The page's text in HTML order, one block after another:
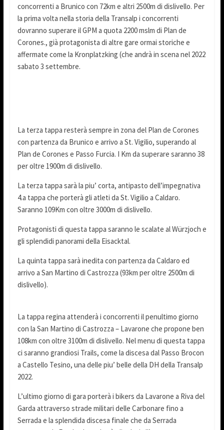
concorrenti a Brunico con 72km e altri 2500m di dislivello. Per
la prima volta nella storia della Transalp i concorrenti
dovranno superare il GPM a quota 2200 mslm di Plan de
Corones., già protagonista di altre gare ormai storiche e
affermate come la Kronplatzking (che andrà in scena nel 2022
sabato 3 settembre.
La terza tappa resterà sempre in zona del Plan de Corones
con partenza da Brunico e arrivo a St. Vigilio, superando al
Plan de Corones e Passo Furcia. I Km da superare saranno 38
per oltre 1900m di dislivello.
La terza tappa sarà la piu’ corta, antipasto dell’impegnativa
4.a tappa che porterà gli atleti da St. Vigilio a Caldaro.
Saranno 109Km con oltre 3000m di dislivello.
Protagonisti di questa tappa saranno le scalate al Würzjoch e
gli splendidi panorami della Eisacktal.
La quinta tappa sarà inedita con partenza da Caldaro ed
arrivo a San Martino di Castrozza (93km per oltre 2500m di
dislivello).
La tappa regina attenderà i concorrenti il penultimo giorno
con la San Martino di Castrozza – Lavarone che propone ben
108km con oltre 3100m di dislivello. Nel menu di questa tappa
ci saranno grandiosi Trails, come la discesa dal Passo Brocon
a Castello Tesino, una delle piu’ belle della DH della Transalp
2022.
L’ultimo giorno di gara porterà i bikers da Lavarone a Riva del
Garda attraverso strade militari delle Carbonare fino a
Serrada e la splendida discesa finale che da Serrada